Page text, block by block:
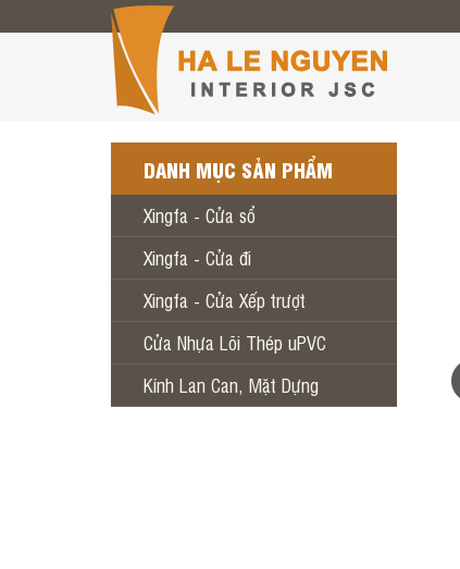
DANH MỤC SẢN PHẨM
Xingfa - Cửa sổ
Xingfa - Cửa đi
Xingfa - Cửa Xếp trượt
Cửa Nhựa Lõi Thép uPVC
Kính Lan Can, Mặt Dựng